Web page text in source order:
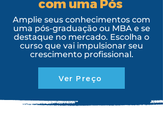
com uma Pós
Amplie seus conhecimentos com
uma pós-graduação ou MBA e se
destaque no mercado. Escolha o
curso que vai impulsionar seu
crescimento profissional.
Ver Preço